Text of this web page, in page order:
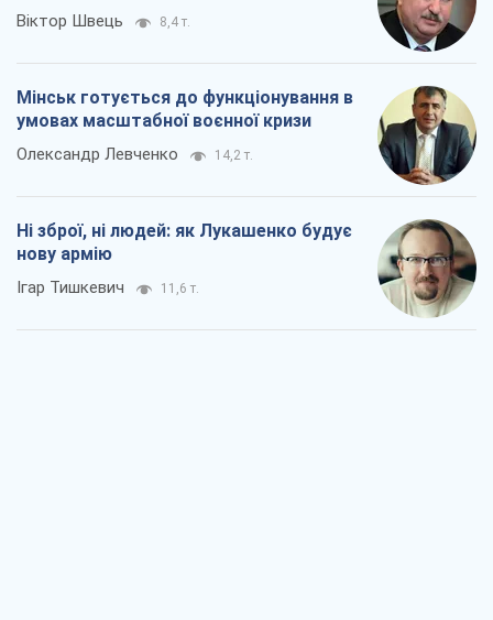
Віктор Швець 8,4 т.
Мінськ готується до функціонування в
умовах масштабної воєнної кризи
Олександр Левченко 14,2 т.
Ні зброї, ні людей: як Лукашенко будує
нову армію
Ігар Тишкевич 11,6 т.